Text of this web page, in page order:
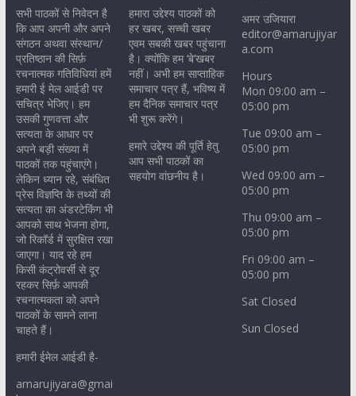
सभी पाठकों से निवेदन है
कि आप अपनी और अपने
संगठन अथवा संस्थान/
प्रतिष्ठान की सिर्फ़
रचनात्मक गतिविधियां हमें
हमारी ई मेल आईडी पर
सचित्र भेजिए। हम
उसकी गुणवत्ता और
सत्यता के आधार पर
अपने बड़ी संख्या में
पाठकों तक पहुंचाएंगे।
लेकिन ध्यान रहे, संबंधित
प्रेस विज्ञप्ति के तथ्यों की
सत्यता का अंडरटेकिंग भी
आपको साथ भेजना होगा,
जो रिकॉर्ड में सुरक्षित रखा
जाएगा। याद रहे हम
किसी कंट्रोवर्सी से दूर
रहकर सिर्फ़ आपकी
रचनात्मकता को अपने
पाठकों के सामने लाना
चाहते हैं।
हमारी ईमेल आईडी है-
amarujiyara@gmai
हमारा उद्देश्य पाठकों को
हर खबर, सच्ची खबर
एवम सबकी खबर पहुंचाना
है। क्योंकि हम ‘बे’खबर
नहीं। अभी हम साप्ताहिक
समाचार पत्र हैं, भविष्य में
हम दैनिक समाचार पत्र
भी शुरू करेंगे।
हमारे उद्देश्य की पूर्ति हेतु
आप सभी पाठकों का
सहयोग वांछनीय है।
अमर उजियारा
editor@amarujiyar
a.com
Hours
Mon 09:00 am –
05:00 pm
Tue 09:00 am –
05:00 pm
Wed 09:00 am –
05:00 pm
Thu 09:00 am –
05:00 pm
Fri 09:00 am –
05:00 pm
Sat Closed
Sun Closed